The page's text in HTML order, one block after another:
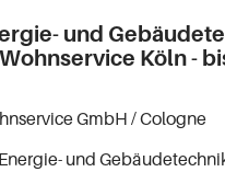
und
Köln -
GmbH / Cologne
und